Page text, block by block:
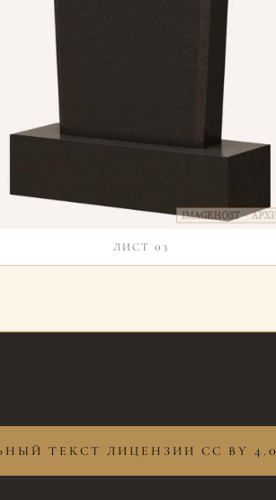
ЛИСТ 03
ТЕКСТ ЛИЦЕНЗИИ CC BY 4.0